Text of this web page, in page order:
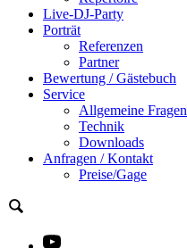
Live-DJ-Party
Porträt
Referenzen
Partner
Bewertung / Gästebuch
Service
Allgemeine Fragen
Technik
Downloads
Anfragen / Kontakt
Preise/Gage